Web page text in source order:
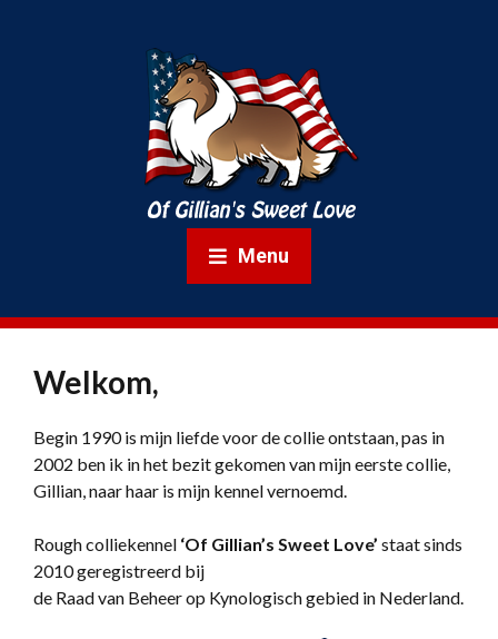
Menu
Welkom,
Begin 1990 is mijn liefde voor de collie ontstaan, pas in
2002 ben ik in het bezit gekomen van mijn eerste collie,
Gillian, naar haar is mijn kennel vernoemd.
Rough colliekennel ‘Of Gillian’s Sweet Love’ staat sinds
2010 geregistreerd bij
de Raad van Beheer op Kynologisch gebied in Nederland.